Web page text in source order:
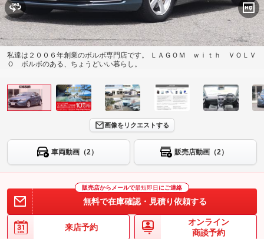
私達は２００６年創業のボルボ専門店です。 ＬＡＧＯＭ ｗｉｔｈ ＶＯＬＶ
Ｏ ボルボのある、ちょうどいい暮らし。
画像をリクエストする
車両動画（2） 販売店動画（2）
販売店からメールで最短即日 にご連絡
無料で在庫確認・見積り依頼する
来店予約
オンライン
商談予約